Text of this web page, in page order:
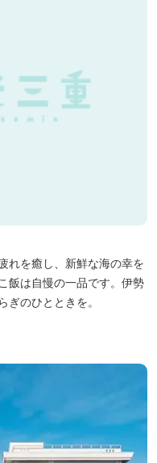
れを癒し、新鮮な海の幸を
飯は自慢の一品です。伊勢
のひとときを。